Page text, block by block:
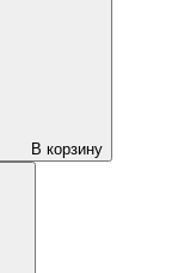
В корзину